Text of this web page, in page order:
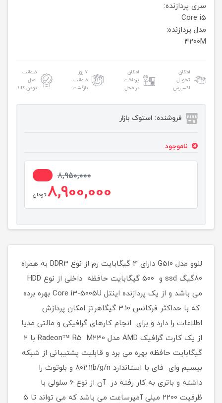
سری پردازنده:
Core i۵
مدل پردازنده:
۴۲۰۰M
امکان
تحویل
اکسپرس
امکان
پرداخت
در محل
۷ روز
ضمانت
بازگشت
ضمانت
اصل
بودن کالا
فروشنده: استوک بازار
ناموجود
8,950,000
8,900,000 تومان
لنوو مدل G510 دارای 4 گیگابایت رم از نوع DDR3 به همراه
80گیگ ssd و 500 گیگابایت حافظه داخلی از نوع HDD
می باشد و از یک پردازنده اینتل Core i3-5005U بهره برده
که با حداکثر فرکانس 3.10 گیگاهرتز امکان پردازش
اطلاعات را دارد و برای انجام کارهای گرافیکی و مالتی مدیا
از یک کارت گرافیک AMD مدل Radeon™ R5 M230 با 2
گیگابایت حافظه بهره می برد و قابلیت پشتیبانی از شبکه
بیسیم وای فای با استاندارد 802.11b/g/n و بلوتوث را
داشته و باتری به کار رفته در آن از نوع 6 سلولی با
ظرفیت 2200 میلی ‌آمپرساعت می باشد که می تواند تا 5